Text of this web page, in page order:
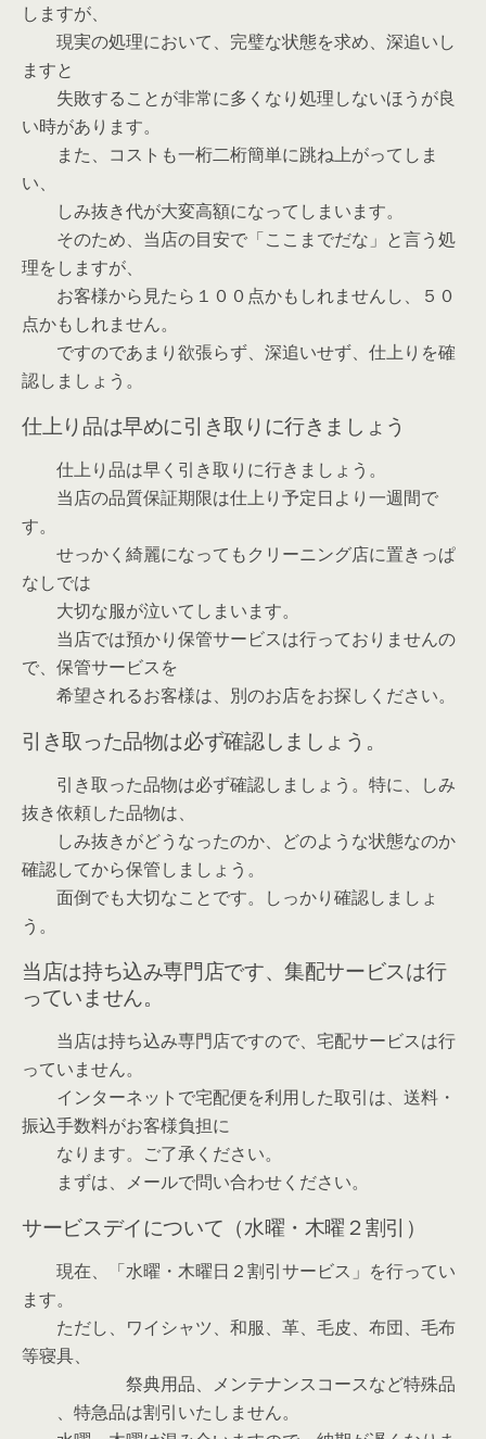
しますが、
現実の処理において、完璧な状態を求め、深追いし
ますと
失敗することが非常に多くなり処理しないほうが良
い時があります。
また、コストも一桁二桁簡単に跳ね上がってしま
い、
しみ抜き代が大変高額になってしまいます。
そのため、当店の目安で「ここまでだな」と言う処
理をしますが、
お客様から見たら１００点かもしれませんし、５０
点かもしれません。
ですのであまり欲張らず、深追いせず、仕上りを確
認しましょう。
仕上り品は早めに引き取りに行きましょう
仕上り品は早く引き取りに行きましょう。
当店の品質保証期限は仕上り予定日より一週間で
す。
せっかく綺麗になってもクリーニング店に置きっぱ
なしでは
大切な服が泣いてしまいます。
当店では預かり保管サービスは行っておりませんの
で、保管サービスを
希望されるお客様は、別のお店をお探しください。
引き取った品物は必ず確認しましょう。
引き取った品物は必ず確認しましょう。特に、しみ
抜き依頼した品物は、
しみ抜きがどうなったのか、どのような状態なのか
確認してから保管しましょう。
面倒でも大切なことです。しっかり確認しましょ
う。
当店は持ち込み専門店です、集配サービスは行
っていません。
当店は持ち込み専門店ですので、宅配サービスは行
っていません。
インターネットで宅配便を利用した取引は、送料・
振込手数料がお客様負担に
なります。ご了承ください。
まずは、メールで問い合わせください。
サービスデイについて（水曜・木曜２割引）
現在、「水曜・木曜日２割引サービス」を行ってい
ます。
ただし、ワイシャツ、和服、革、毛皮、布団、毛布
等寝具、
祭典用品、メンテナンスコースなど特殊品
、特急品は割引いたしません。